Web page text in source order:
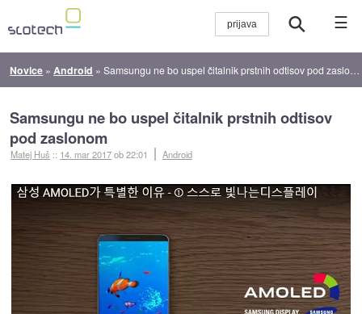
☰
Novice » Android »Samsungu ne bo uspel čitalnik prstnih odtisov pod zaslonom
Samsungu ne bo uspel čitalnik prstnih odtisov
pod zaslonom
Matej Huš :: 14. mar 2017ob 22:01 Android